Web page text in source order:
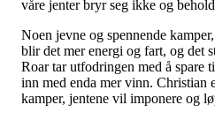
våre jenter bryr seg ikke og
Noen jevne og spennende
blir det mer energi og fart, og det
Roar tar utfodringen med å spare
inn med enda mer vinn. Christian
kamper, jentene vil imponere og